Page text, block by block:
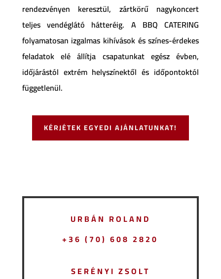
rendezvényen keresztül, zártkörű nagykoncert
teljes vendéglátó hátteréig. A BBQ CATERING
folyamatosan izgalmas kihívások és színes-érdekes
feladatok elé állítja csapatunkat egész évben,
időjárástól extrém helyszínektől és időpontoktól
függetlenül.
KÉRJÉTEK EGYEDI AJÁNLATUNKAT!
URBÁN ROLAND
+36 (70) 608 2820
SERÉNYI ZSOLT